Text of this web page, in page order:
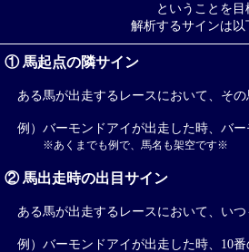
ということを
解析するサインは
① 馬起点の隣サイン
ある馬が出走するレースにおいて、そ
例）バーモンドアイが出走した時、バ
※あくまでも例で、馬名も架空です※
② 馬出走時の出目サイン
ある馬が出走するレースにおいて、い
例）バーモンドアイが出走した時、10